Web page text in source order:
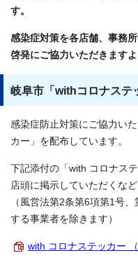
す。
感染症対策を各店舗、事務
啓発にご協力いただきますよ
岐阜市「withコロナステ
感染症防止対策にご協力い
カー」を配布しています。
下記添付の「with コロナス
店頭に掲示していただくな
（風営法第2条第6項第1号
する事業者を除きます）
with コロナステッカー